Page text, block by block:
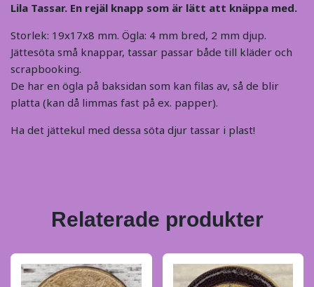
Lila Tassar. En rejäl knapp som är lätt att knäppa med.
Storlek: 19x17x8 mm. Ögla: 4 mm bred, 2 mm djup.
Jättesöta små knappar, tassar passar både till kläder och
scrapbooking.
De har en ögla på baksidan som kan filas av, så de blir
platta (kan då limmas fast på ex. papper).
Ha det jättekul med dessa söta djur tassar i plast!
Relaterade produkter